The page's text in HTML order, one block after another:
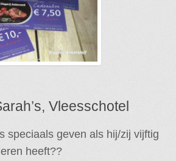
Vleesschotel
speciaals geven als hij/zij vijftig
heeft??